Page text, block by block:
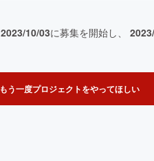
2023/10/03に募集を開始し、
もう一度プロジェクトをやってほしい